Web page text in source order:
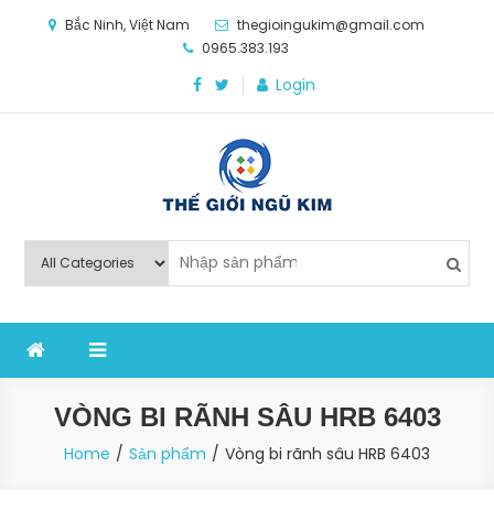
Bắc Ninh, Việt Nam
thegioingukim@gmail.com
0965.383.193
Login
Thế Giới Ngũ Kim
nghiệp sản xuất
VÒNG BI RÃNH SÂU HRB 6403
Home Sản phẩm Vòng bi rãnh sâu HRB 6403